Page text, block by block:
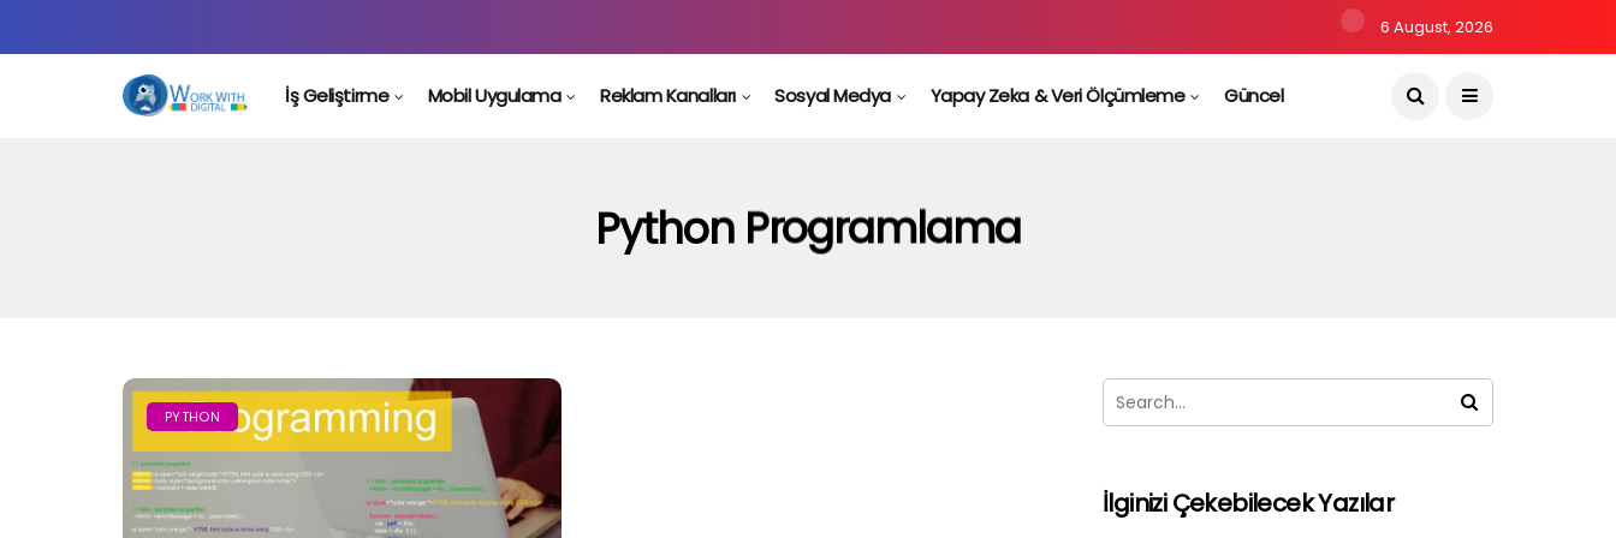
6 August, 2026
İş Geliştirme Mobil Uygulama Reklam Kanalları Sosyal Medya Yapay Zeka & Veri Ölçümleme Güncel
Python Programlama
PYTHON
İlginizi Çekebilecek Yazılar